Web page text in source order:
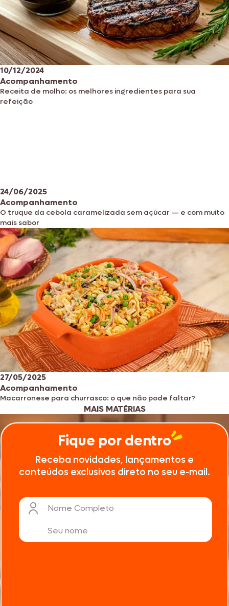
10/12/2024
Acompanhamento
Receita de molho: os melhores ingredientes para sua
refeição
24/06/2025
Acompanhamento
O truque da cebola caramelizada sem açúcar — e com muito
mais sabor
27/05/2025
Acompanhamento
Macarronese para churrasco: o que não pode faltar?
MAIS MATÉRIAS
Fique por dentro
Receba novidades, lançamentos e
conteúdos exclusivos direto no seu e-mail.
Nome Completo